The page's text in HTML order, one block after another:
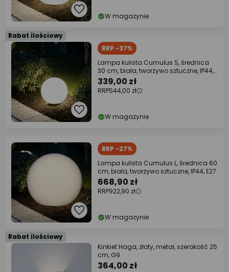
W magazynie
Rabat ilościowy
RRP -37%
Lampa kulista Cumulus S, średnica
30 cm, biała, tworzywo sztuczne, IP44,
E27
339,00 zł
RRP544,00 zł
W magazynie
RRP -27%
Lampa kulista Cumulus L, średnica 60
cm, biała, tworzywo sztuczne, IP44, E27
668,90 zł
RRP922,90 zł
W magazynie
Rabat ilościowy
Kinkiet Haga, złoty, metal, szerokość 25
cm, G9
364,00 zł